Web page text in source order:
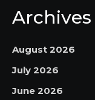
Archives
August 2026
July 2026
June 2026